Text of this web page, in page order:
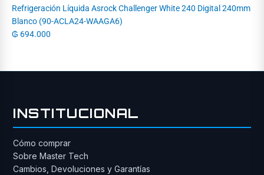
Refrigeración Líquida Asrock Challenger White 240 Digital 240mm
Blanco (90-ACLA24-WAAGA6)
₲ 694.000
INSTITUCIONAL
Cómo comprar
Sobre Master Tech
Cambios, Devoluciones y Garantías